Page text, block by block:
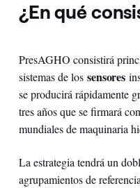
¿En qué
PresAGHO consistirá
sistemas de los sensores
se producirá rápidamente
tres años que se firmará
mundiales de maquinaria
La estrategia tendrá un
agrupamientos de